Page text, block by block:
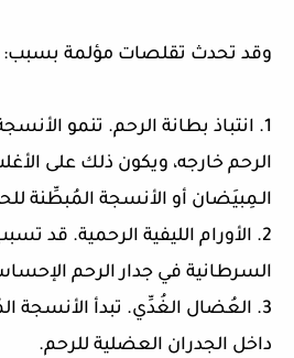
وقد تحدث تقلصات مؤلمة بسبب:
1. انتباذ بطانة الرحم. تنمو
الرحم خارجه، ويكون ذلك على
الـمِبيَضان أو الأنسجة المُبطِّنة
2. الأورام الليفية الرحمية. قد
السرطانية في جدار الرحم
3. العُضال الغُدِّي. تبدأ الأنسجة
داخل الجدران العضلية للرحم.